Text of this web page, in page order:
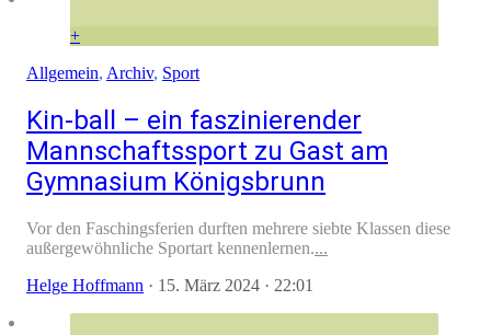
+
Allgemein, Archiv, Sport
Kin-ball – ein faszinierender
Mannschaftssport zu Gast am
Gymnasium Königsbrunn
Vor den Faschingsferien durften mehrere siebte Klassen diese
außergewöhnliche Sportart kennenlernen....
Helge Hoffmann · 15. März 2024 · 22:01